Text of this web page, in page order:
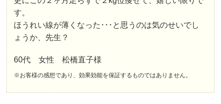
す。
ほうれい線が薄くなった･･･と思うのは気のせいでし
ょうか、先生？
60代 女性 松橋直子様
※お客様の感想であり、効果効能を保証するものではありません。